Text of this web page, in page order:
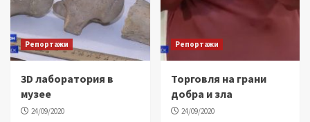
Репортажи
3D лаборатория в
музее
24/09/2020
Репортажи
Торговля на грани
добра и зла
24/09/2020